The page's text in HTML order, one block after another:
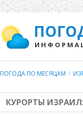
ПОГОДА ПО МЕСЯЦАМ /
КУРОРТЫ